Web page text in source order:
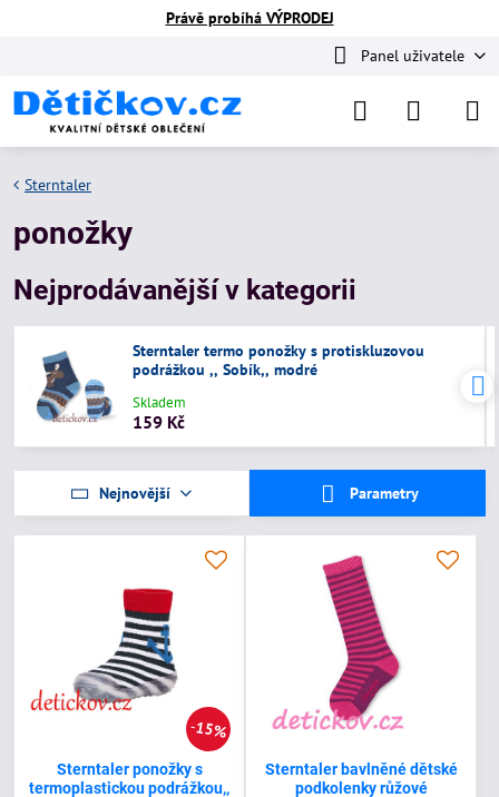
Právě probíhá VÝPRODEJ
Panel uživatele
Sterntaler
ponožky
Nejprodávanější v kategorii
Sterntaler termo ponožky s protiskluzovou
podrážkou ,, Sobík,, modré
Skladem
159 Kč
Nejnovější Parametry
15%
Sterntaler ponožky s
termoplastickou podrážkou,,
Sterntaler bavlněné dětské
podkolenky růžové